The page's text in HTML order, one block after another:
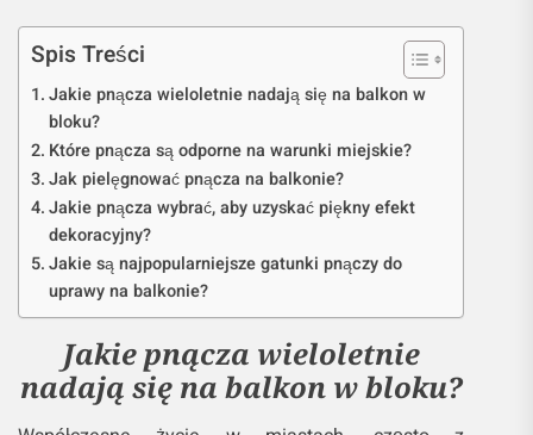
Spis Treści
Jakie pnącza wieloletnie nadają się na balkon w
bloku?
Które pnącza są odporne na warunki miejskie?
Jak pielęgnować pnącza na balkonie?
Jakie pnącza wybrać, aby uzyskać piękny efekt
dekoracyjny?
Jakie są najpopularniejsze gatunki pnączy do
uprawy na balkonie?
Jakie pnącza wieloletnie
nadają się na balkon w bloku?